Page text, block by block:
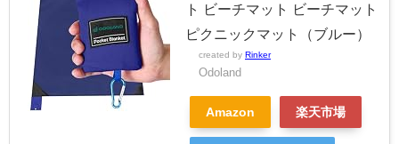
ト ビーチマット ビーチマット
ピクニックマット（ブルー）
created by Rinker
Odoland
Amazon 楽天市場